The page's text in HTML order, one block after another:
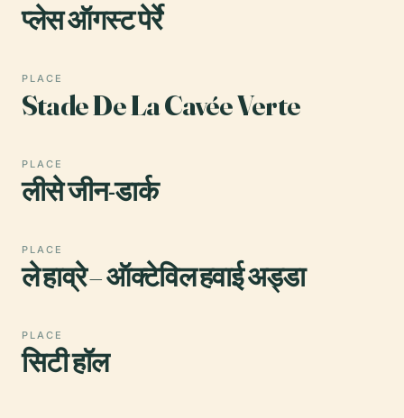
प्लेस ऑगस्ट पेर्रे
PLACE
Stade De La Cavée Verte
PLACE
लीसे जीन-डार्क
PLACE
ले हाव्रे – ऑक्टेविल हवाई अड्डा
PLACE
सिटी हॉल